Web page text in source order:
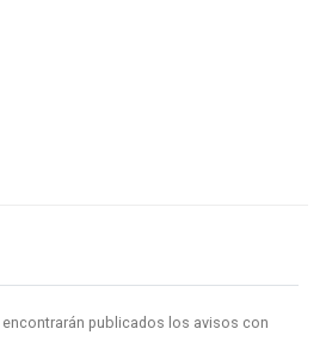
encontrarán publicados los avisos con